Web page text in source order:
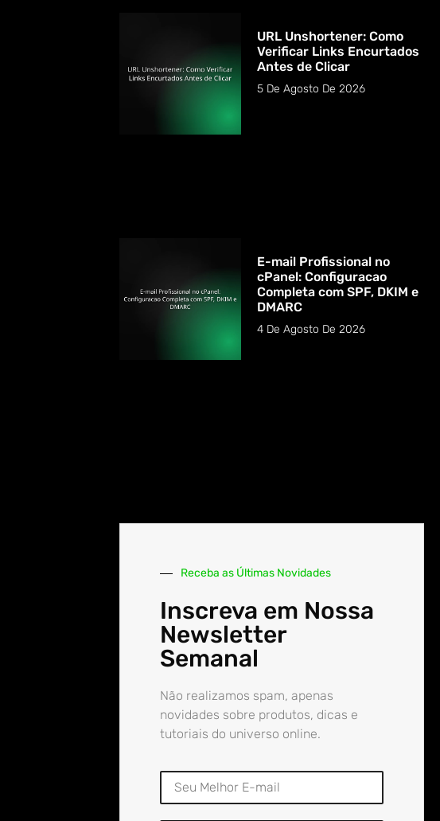
URL Unshortener: Como
Verificar Links Encurtados
Antes de Clicar
5 De Agosto De 2026
E-mail Profissional no
cPanel: Configuracao
Completa com SPF, DKIM e
DMARC
4 De Agosto De 2026
Receba as Últimas Novidades
Inscreva em Nossa
Newsletter
Semanal
Não realizamos spam, apenas
novidades sobre produtos, dicas e
tutoriais do universo online.